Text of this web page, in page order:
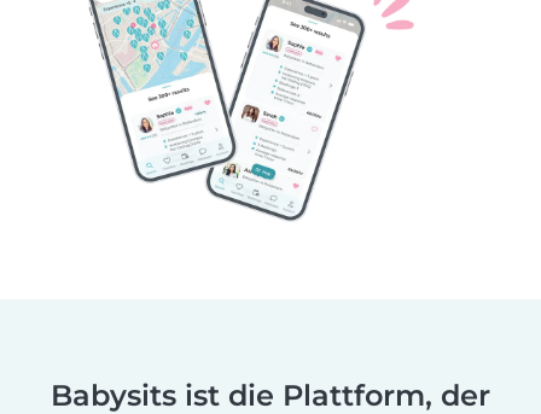
Babysits ist die Plattform, der